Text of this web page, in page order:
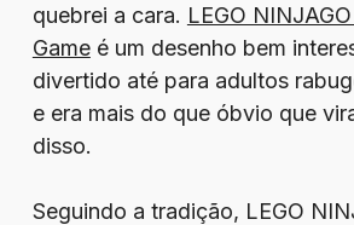
quebrei a cara. LEGO
Gameé um desenho bem
divertido até para adultos
e era mais do que óbvio que
disso.
Seguindo a tradição, LEGO